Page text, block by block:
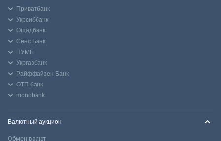
Приватбанк
Укрсиббанк
Ощадбанк
Сенс Банк
ПУМБ
Укргазбанк
Райффайзен Банк
ОТП банк
monobank
Валютный аукцион
Обмен валют